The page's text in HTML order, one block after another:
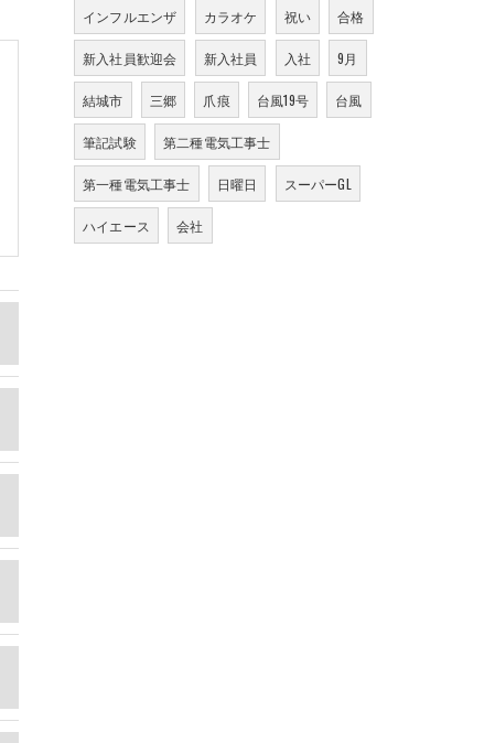
インフルエンザ カラオケ 祝い 合格
新入社員歓迎会 新入社員 入社 9月
結城市 三郷 爪痕 台風19号 台風
筆記試験 第二種電気工事士
第一種電気工事士 日曜日 スーパーGL
ハイエース 会社